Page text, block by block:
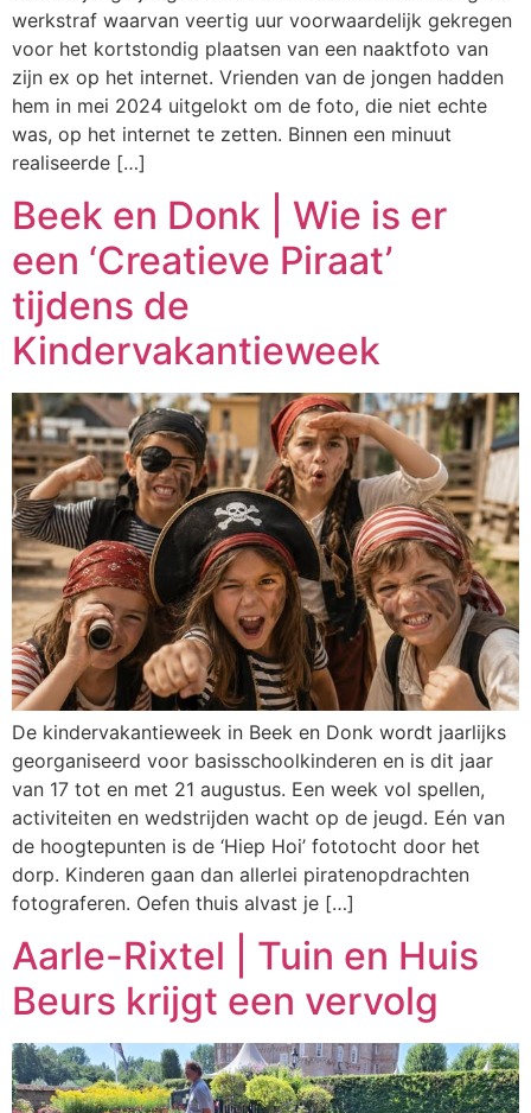
werkstraf waarvan veertig uur voorwaardelijk gekregen
voor het kortstondig plaatsen van een naaktfoto van
zijn ex op het internet. Vrienden van de jongen hadden
hem in mei 2024 uitgelokt om de foto, die niet echte
was, op het internet te zetten. Binnen een minuut
realiseerde […]
Beek en Donk | Wie is er
een ‘Creatieve Piraat’
tijdens de
Kindervakantieweek
De kindervakantieweek in Beek en Donk wordt jaarlijks
georganiseerd voor basisschoolkinderen en is dit jaar
van 17 tot en met 21 augustus. Een week vol spellen,
activiteiten en wedstrijden wacht op de jeugd. Eén van
de hoogtepunten is de ‘Hiep Hoi’ fototocht door het
dorp. Kinderen gaan dan allerlei piratenopdrachten
fotograferen. Oefen thuis alvast je […]
Aarle-Rixtel | Tuin en Huis
Beurs krijgt een vervolg